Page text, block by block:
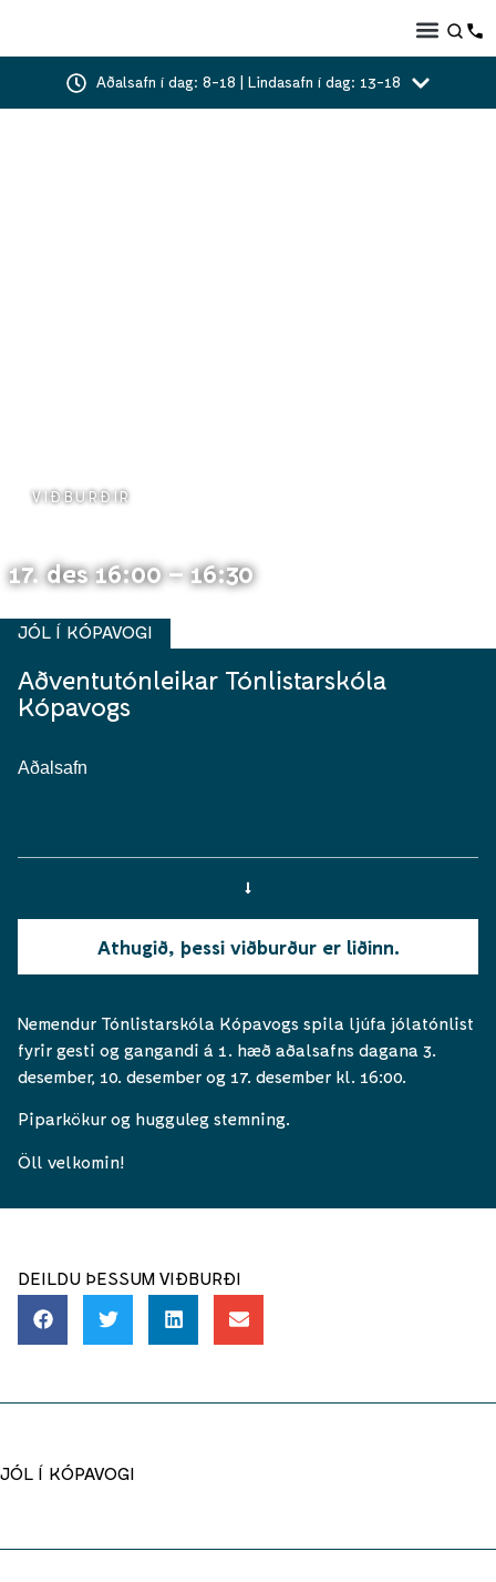
Aðalsafn í dag: 8-18 | Lindasafn í dag: 13-18
VIÐBURÐIR
17. des 16:00 – 16:30
Aðventutónleikar Tónlistarskóla
Kópavogs
JÓL Í KÓPAVOGI
Aðalsafn
Athugið, þessi viðburður er liðinn.
Nemendur Tónlistarskóla Kópavogs spila ljúfa jólatónlist
fyrir gesti og gangandi á 1. hæð aðalsafns dagana 3.
desember, 10. desember og 17. desember kl. 16:00.
Piparkökur og hugguleg stemning.
Öll velkomin!
DEILDU ÞESSUM VIÐBURÐI
JÓL Í KÓPAVOGI